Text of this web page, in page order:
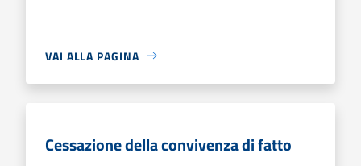
VAI ALLA PAGINA
Cessazione della convivenza di fatto